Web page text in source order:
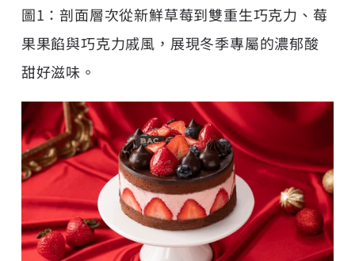
圖1：剖面層次從新鮮草莓到雙重生巧克力、莓
果果餡與巧克力戚風，展現冬季專屬的濃郁酸
甜好滋味。